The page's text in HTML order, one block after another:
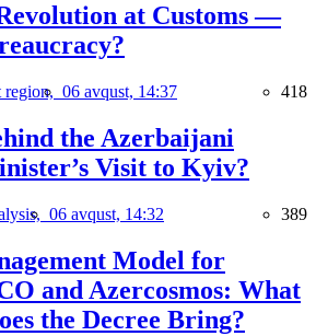
at Customs —
region, 06 avqust, 14:37 418
the Azerbaijani
Visit to Kyiv?
06 avqust, 14:32 389
Model for
and Azercosmos: What
the Decree Bring?